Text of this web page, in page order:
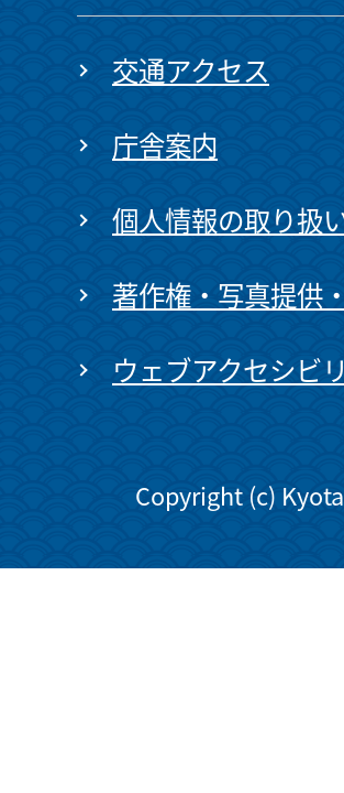
交通アクセス
庁舎案内
個人情報の取り扱
著作権・写真提供
ウェブアクセシビ
Copyright (c)